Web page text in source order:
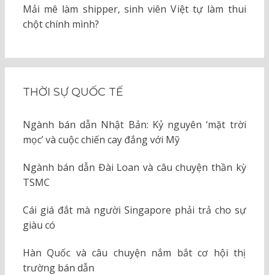
Mải mê làm shipper, sinh viên Việt tự làm thui
chột chính mình?
THỜI SỰ QUỐC TẾ
Ngành bán dẫn Nhật Bản: Kỷ nguyên ‘mặt trời
mọc’ và cuộc chiến cay đắng với Mỹ
Ngành bán dẫn Đài Loan và câu chuyện thần kỳ
TSMC
Cái giá đắt mà người Singapore phải trả cho sự
giàu có
Hàn Quốc và câu chuyện nắm bắt cơ hội thị
trường bán dẫn